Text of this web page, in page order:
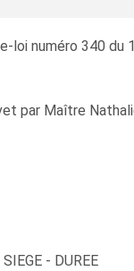
loi numéro 340
par Maître
- DUREE